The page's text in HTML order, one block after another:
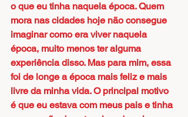
o que eu tinha naquela época. Quem
mora nas cidades hoje não consegue
imaginar como era viver naquela
época, muito menos ter alguma
experiência disso. Mas para mim, essa
foi de longe a época mais feliz e mais
livre da minha vida. O principal motivo
é que eu estava com meus pais e tinha